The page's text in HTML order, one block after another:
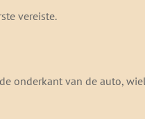
vereiste.
onderkant van de auto,